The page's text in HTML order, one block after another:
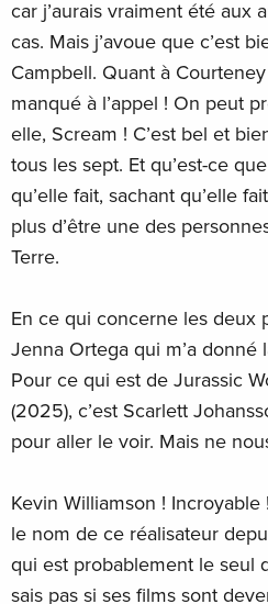
car j’aurais vraiment été aux
cas. Mais j’avoue que c’est
Campbell. Quant à
manqué à l’appel ! On peut
elle, Scream ! C’est bel et
tous les sept. Et qu’est-ce
qu’elle fait, sachant qu’elle
plus d’être une des
Terre.
En ce qui concerne les deux
Jenna Ortega qui m’a donné
Pour ce qui est de Jurassic
(2025), c’est Scarlett
pour aller le voir. Mais ne
Kevin Williamson ! Incroyable
le nom de ce réalisateur
qui est probablement le seul
sais pas si ses films sont